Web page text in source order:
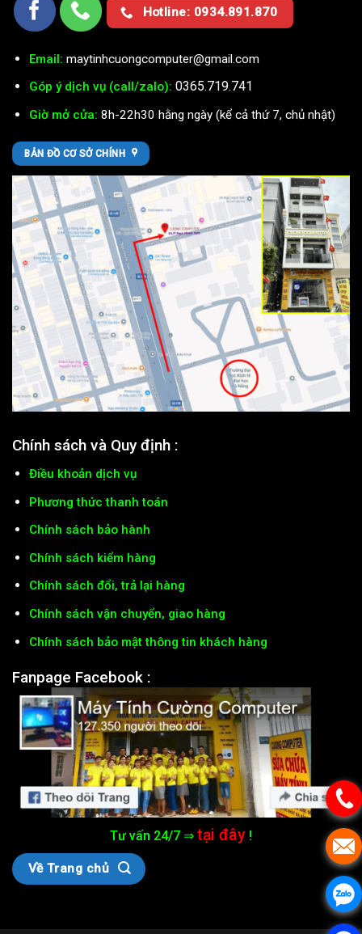
Hotline: 0934.891.870
Email: maytinhcuongcomputer@gmail.com
Góp ý dịch vụ (call/zalo): 0365.719.741
Giờ mở cửa: 8h-22h30 hằng ngày (kể cả thứ 7, chủ nhật)
BẢN ĐỒ CƠ SỞ CHÍNH
Chính sách và Quy định :
Điều khoản dịch vụ
Phương thức thanh toán
Chính sách bảo hành
Chính sách kiểm hàng
Chính sách đổi, trả lại hàng
Chính sách vận chuyển, giao hàng
Chính sách bảo mật thông tin khách hàng
Fanpage Facebook :
Tư vấn 24/7 ⇒ tại đây !
Về Trang chủ